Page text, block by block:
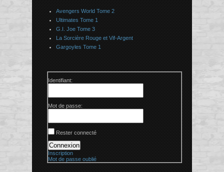
Avengers World Tome 2
Ultimates Tome 1
G.I. Joe Tome 3
La Sorcière Rouge et Vif-Argent
Gargoyles Tome 1
Identifiant:
Mot de passe:
Rester connecté
Connexion
Inscription
Mot de passe oublié